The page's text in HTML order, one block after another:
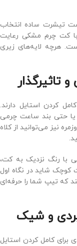
تیشرت ساده انتخاب
کت چرم مشکی رعایت
هرچه لایه‌های زیری
کردن استایل دارند.
یا حتی بند ساعت چرمی
نیز می‌توانید از کلاه
با رنگ نزدیک به کت،
کوچک شاید در نگاه اول
که تیپ شما را حرفه‌ای
و شیک
برای کامل کردن استایل